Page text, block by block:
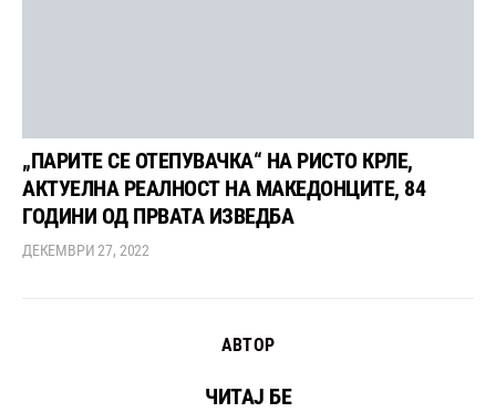
„ПАРИТЕ СЕ ОТЕПУВАЧКА“ НА РИСТО КРЛЕ,
АКТУЕЛНА РЕАЛНОСТ НА МАКЕДОНЦИТЕ, 84
ГОДИНИ ОД ПРВАТА ИЗВЕДБА
ДЕКЕМВРИ 27, 2022
АВТОР
ЧИТАЈ БЕ